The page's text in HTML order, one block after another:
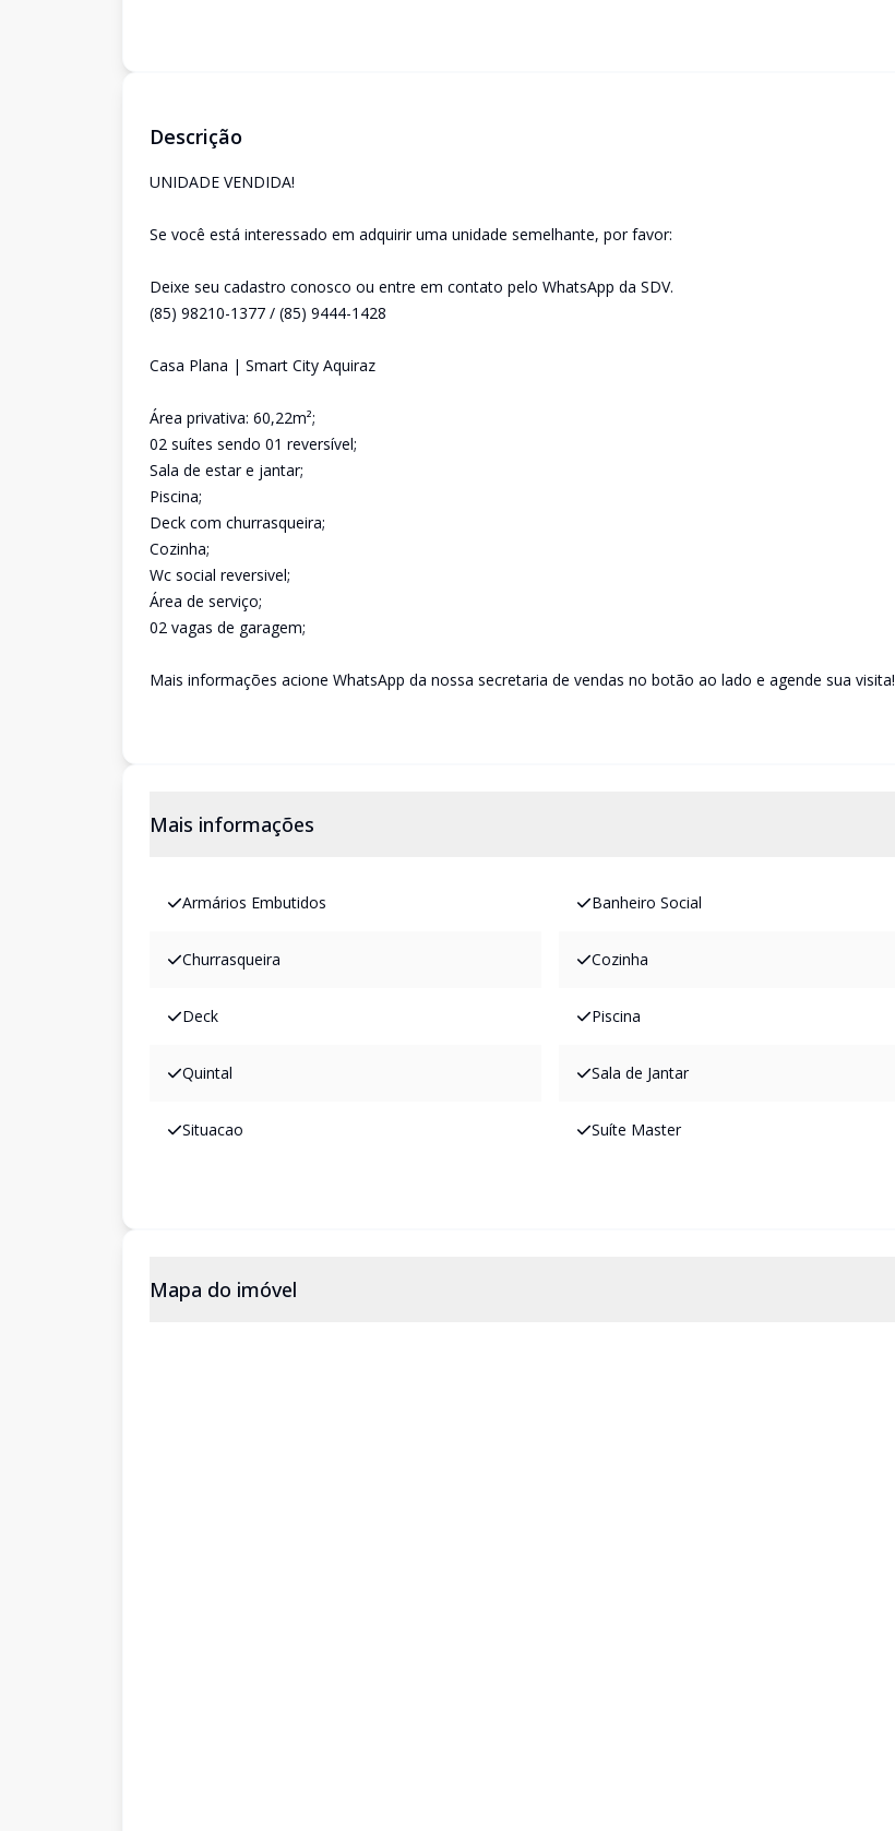
Descrição
UNIDADE VENDIDA!
Se você está interessado em adquirir uma unidade semelhante, por favor:
Deixe seu cadastro conosco ou entre em contato pelo WhatsApp da SDV.
(85) 98210-1377 / (85) 9444-1428
Casa Plana | Smart City Aquiraz
Área privativa: 60,22m²;
02 suítes sendo 01 reversível;
Sala de estar e jantar;
Piscina;
Deck com churrasqueira;
Cozinha;
Wc social reversivel;
Área de serviço;
02 vagas de garagem;
Mais informações acione WhatsApp da nossa secretaria de vendas no botão ao lado e agende sua visita!
Mais informações
Armários Embutidos Banheiro Social
Churrasqueira Cozinha
Deck Piscina
Quintal Sala de Jantar
Situacao Suíte Master
Mapa do imóvel